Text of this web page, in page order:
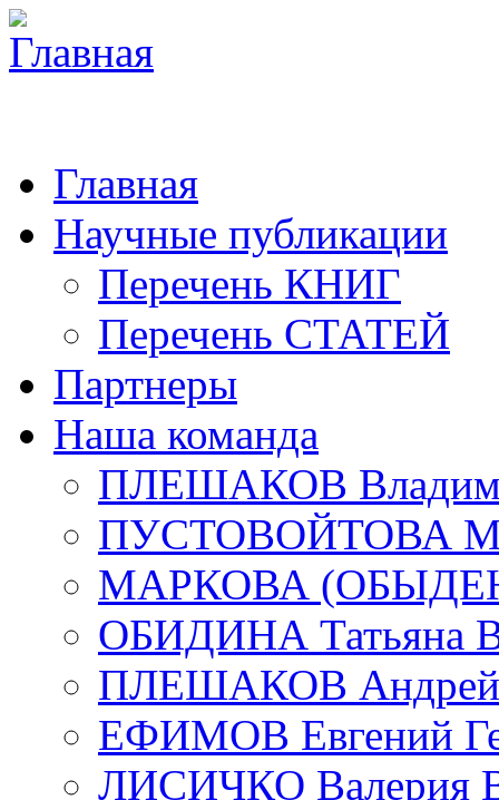
Главная
Научные публикации
Перечень КНИГ
Перечень СТАТЕЙ
Партнеры
Наша команда
ПЛЕШАКОВ
ПУСТОВОЙТОВА
МАРКОВА
ОБИДИНА Татьяна
ПЛЕШАКОВ Андрей
ЕФИМОВ Евгений
ЛИСИЧКО Валерия